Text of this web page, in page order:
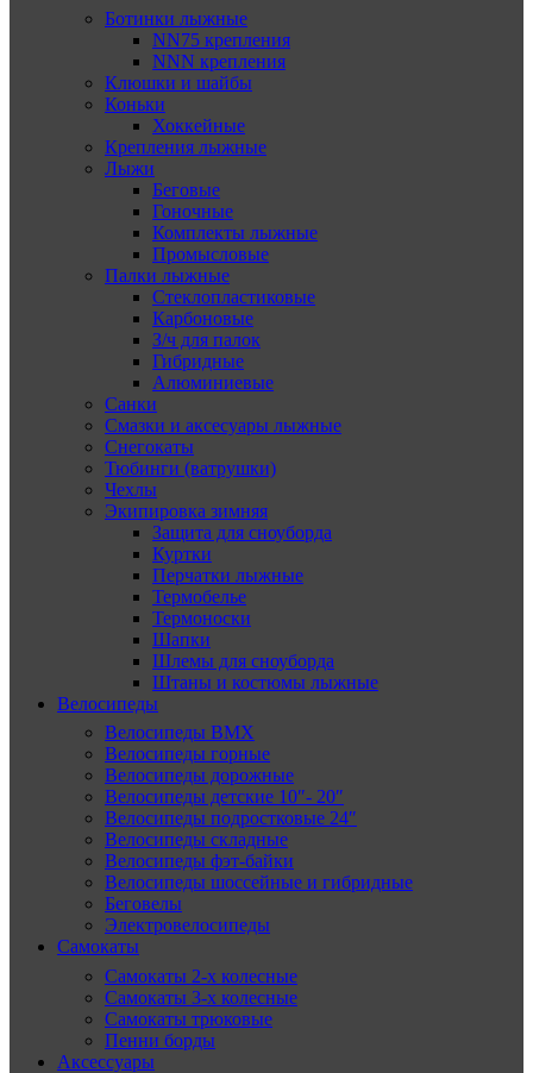
Ботинки лыжные
NN75 крепления
NNN крепления
Клюшки и шайбы
Коньки
Хоккейные
Крепления лыжные
Лыжи
Беговые
Гоночные
Комплекты лыжные
Промысловые
Палки лыжные
Стеклопластиковые
Карбоновые
З/ч для палок
Гибридные
Алюминиевые
Санки
Смазки и аксесуары лыжные
Снегокаты
Тюбинги (ватрушки)
Чехлы
Экипировка зимняя
Защита для сноуборда
Куртки
Перчатки лыжные
Термобелье
Термоноски
Шапки
Шлемы для сноуборда
Штаны и костюмы лыжные
Велосипеды
Велосипеды BMX
Велосипеды горные
Велосипеды дорожные
Велосипеды детские 10″- 20″
Велосипеды подростковые 24″
Велосипеды складные
Велосипеды фэт-байки
Велосипеды шоссейные и гибридные
Беговелы
Электровелосипеды
Самокаты
Самокаты 2-х колесные
Самокаты 3-х колесные
Самокаты трюковые
Пенни борды
Аксессуары